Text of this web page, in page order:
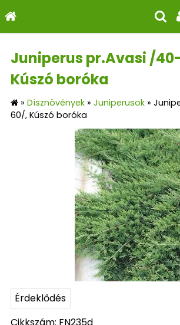
Juniperus pr.Avasi /
Kúszó boróka
» Dísznövények » Juniperusok »
60/, Kúszó boróka
Érdeklődés
Cikkszám: FN235d